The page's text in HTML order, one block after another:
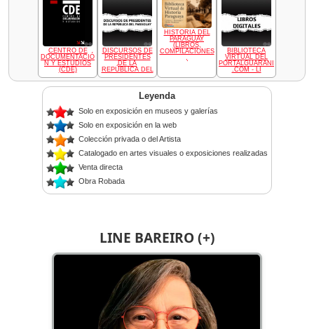
LINE BAREIRO (+)
CENTRO DE
DOCUMENTACIÓ
N Y ESTUDIOS
(CDE)
DISCURSOS DE
PRESIDENTES
DE LA
REPÚBLICA DEL
HISTORIA DEL
PARAGUAY
(LIBROS,
COMPILACIONES
BIBLIOTECA
VIRTUAL DEL
PORTALGUARANI
.COM - LI
Leyenda
Solo en exposición en museos y galerías
Solo en exposición en la web
Colección privada o del Artista
Catalogado en artes visuales o exposiciones realizadas
Venta directa
Obra Robada